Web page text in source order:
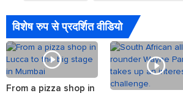
विशेष रुप से प्रदर्शित वीडियो
From a pizza shop in